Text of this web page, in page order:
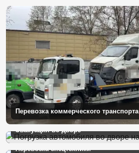
Перевозка коммерческого транспорта
Эвакуация во дворе
Перевозка спецтехники